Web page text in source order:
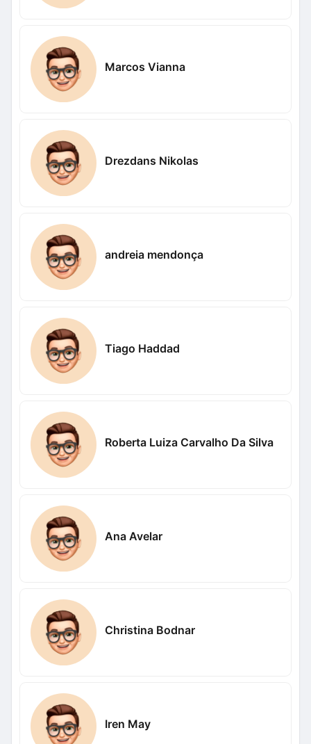
Marcos Vianna
Drezdans Nikolas
andreia mendonça
Tiago Haddad
Roberta Luiza Carvalho Da Silva
Ana Avelar
Christina Bodnar
Iren May